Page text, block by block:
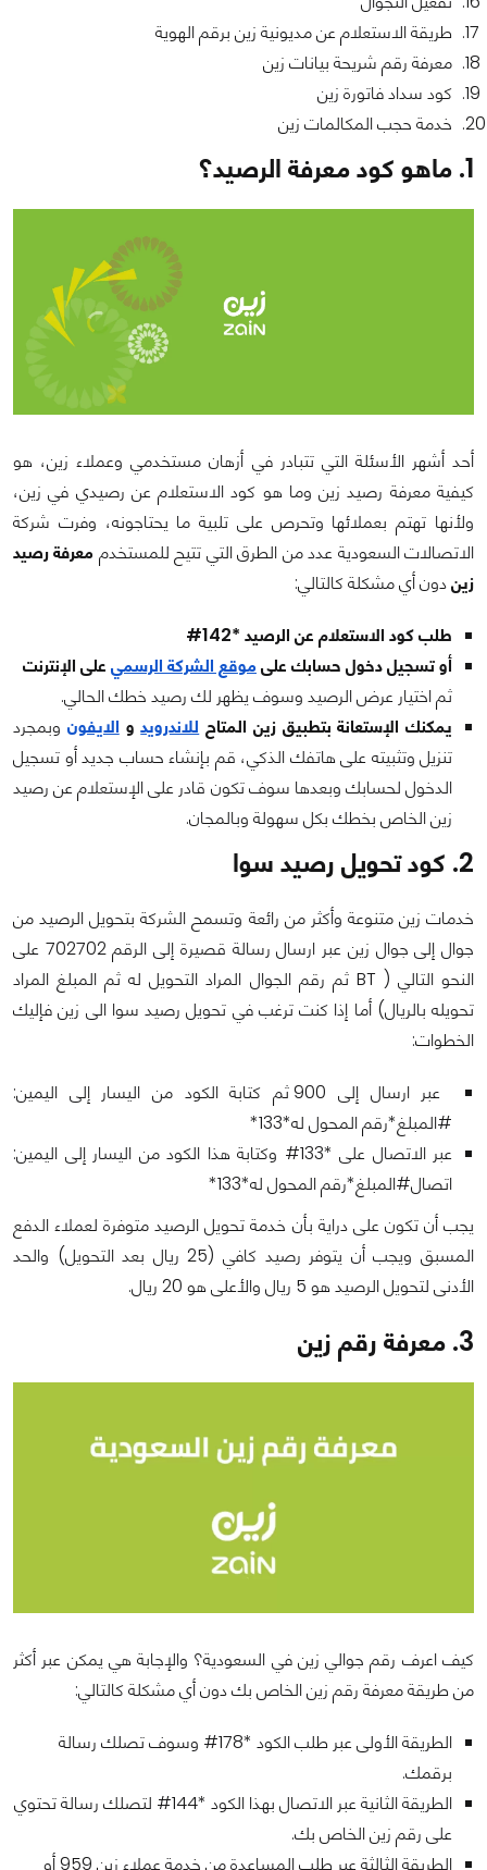
طريقة الاستعلام عن مديونية زين برقم الهوية
معرفة رقم شريحة بيانات زين
كود سداد فاتورة زين
خدمة حجب المكالمات زين
1. ماهو كود معرفة الرصيد؟
أحد أشهر الأسئلة التي تتبادر في أزهان مستخدمي وعملاء زين، هو
كيفية معرفة رصيد زين وما هو كود الاستعلام عن رصيدي في زين،
ولأنها تهتم بعملائها وتحرص على تلبية ما يحتاجونه، وفرت شركة
الاتصالات السعودية عدد من الطرق التي تتيح للمستخدم معرفة رصيد
زيندون أي مشكلة كالتالي:
طلب كود الاستعلام عن الرصيد *142#
أو تسجيل دخول حسابك على موقع الشركة الرسمي على الإنترنت
ثم اختيار عرض الرصيد وسوف يظهر لك رصيد خطك الحالي.
يمكنك الإستعانة بتطبيق زين المتاح للاندرويدو الايفون وبمجرد
تنزيل وتثبيته على هاتفك الذكي، قم بإنشاء حساب جديد أو تسجيل
الدخول لحسابك وبعدها سوف تكون قادر على الإستعلام عن رصيد
زين الخاص بخطك بكل سهولة وبالمجان.
2. كود تحويل رصيد سوا
خدمات زين متنوعة وأكثر من رائعة وتسمح الشركة بتحويل الرصيد من
جوال إلى جوال زين عبر ارسال رسالة قصيرة إلى الرقم 702702 على
النحو التالي ( BT ثم رقم الجوال المراد التحويل له ثم المبلغ المراد
تحويله بالريال) أما إذا كنت ترغب في تحويل رصيد سوا الى زين فإليك
الخطوات:
عبر ارسال إلى 900 ثم كتابة الكود من اليسار إلى اليمين:
#المبلغ*رقم المحول له*133*
عبر الاتصال على *133# وكتابة هذا الكود من اليسار إلى اليمين:
اتصال#المبلغ*رقم المحول له*133*
يجب أن تكون على دراية بأن خدمة تحويل الرصيد متوفرة لعملاء الدفع
المسبق ويجب أن يتوفر رصيد كافي (25 ريال بعد التحويل) والحد
الأدنى لتحويل الرصيد هو 5 ريال والأعلى هو 20 ريال.
3. معرفة رقم زين
كيف اعرف رقم جوالي زين في السعودية؟ والإجابة هي يمكن عبر أكثر
من طريقة معرفة رقم زين الخاص بك دون أي مشكلة كالتالي:
الطريقة الأولى عبر طلب الكود *178# وسوف تصلك رسالة
برقمك.
الطريقة الثانية عبر الاتصال بهذا الكود *144# لتصلك رسالة تحتوي
على رقم زين الخاص بك.
الطريقة الثالثة عبر طلب المساعدة من خدمة عملاء زين 959 أو